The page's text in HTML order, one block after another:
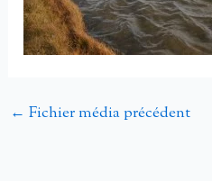
← Fichier média précédent